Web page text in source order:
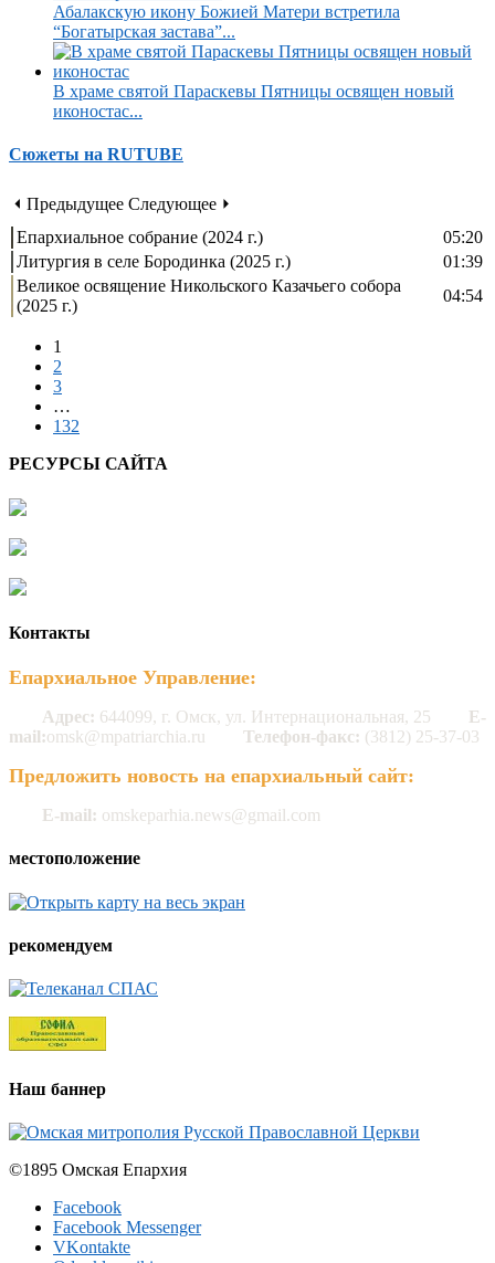
Абалакскую икону Божией Матери встретила
“Богатырская застава”...
В храме святой Параскевы Пятницы освящен новый
иконостас...
Сюжеты на RUTUBE
⏴ Предыдущее Следующее ⏵
Епархиальное собрание (2024 г.)
05:20
Литургия в селе Бородинка (2025 г.)
01:39
Великое освящение Никольского Казачьего собора
(2025 г.)
04:54
1
2
3
…
132
РЕСУРСЫ САЙТА
Контакты
Епархиальное Управление:
Адрес: 644099, г. Омск, ул. Интернациональная, 25
E-
mail:omsk@mpatriarchia.ru Телефон-факс: (3812) 25-37-03
Предложить новость на епархиальный сайт:
E-mail: omskeparhia.news@gmail.com
местоположение
рекомендуем
Наш баннер
©1895 Омская Епархия
Facebook
Facebook Messenger
VKontakte